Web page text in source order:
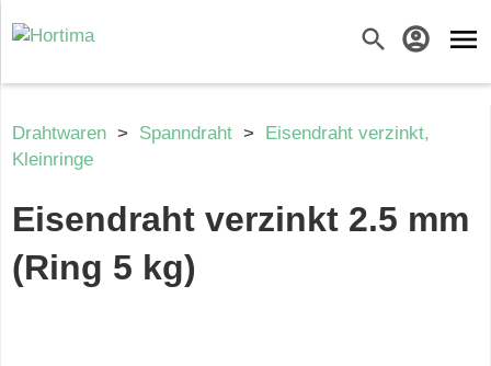
search account_circle menu
Drahtwaren > Spanndraht > Eisendraht verzinkt,
Kleinringe
Eisendraht verzinkt 2.5 mm
(Ring 5 kg)